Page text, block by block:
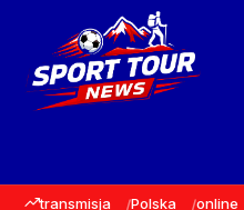
transmisja Polska online